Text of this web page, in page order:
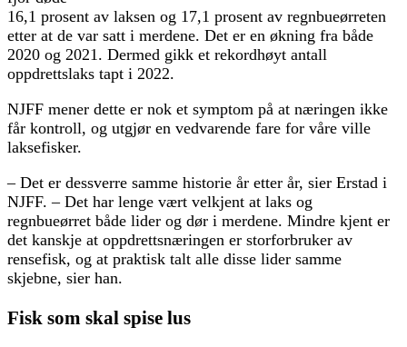
16,1 prosent av laksen og 17,1 prosent av regnbueørreten
etter at de var satt i merdene. Det er en økning fra både
2020 og 2021. Dermed gikk et rekordhøyt antall
oppdrettslaks tapt i 2022.
NJFF mener dette er nok et symptom på at næringen ikke
får kontroll, og utgjør en vedvarende fare for våre ville
laksefisker.
– Det er dessverre samme historie år etter år, sier Erstad i
NJFF. – Det har lenge vært velkjent at laks og
regnbueørret både lider og dør i merdene. Mindre kjent er
det kanskje at oppdrettsnæringen er storforbruker av
rensefisk, og at praktisk talt alle disse lider samme
skjebne, sier han.
Fisk som skal spise lus